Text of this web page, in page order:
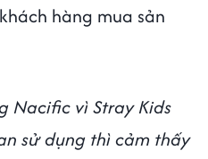
hàng mua sản
Nacific vì Stray Kids
sử dụng thì cảm thấy